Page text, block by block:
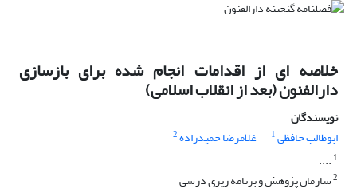
خلاصه ای از اقدامات انجام شده برای بازسازی
دارالفنون (بعد از انقلاب اسلامی)
نویسندگان
ابوطالب حافظی1 غلامرضا حمیدزاده2
1
....
2سازمان پژوهش و برنامه ریزی درسی